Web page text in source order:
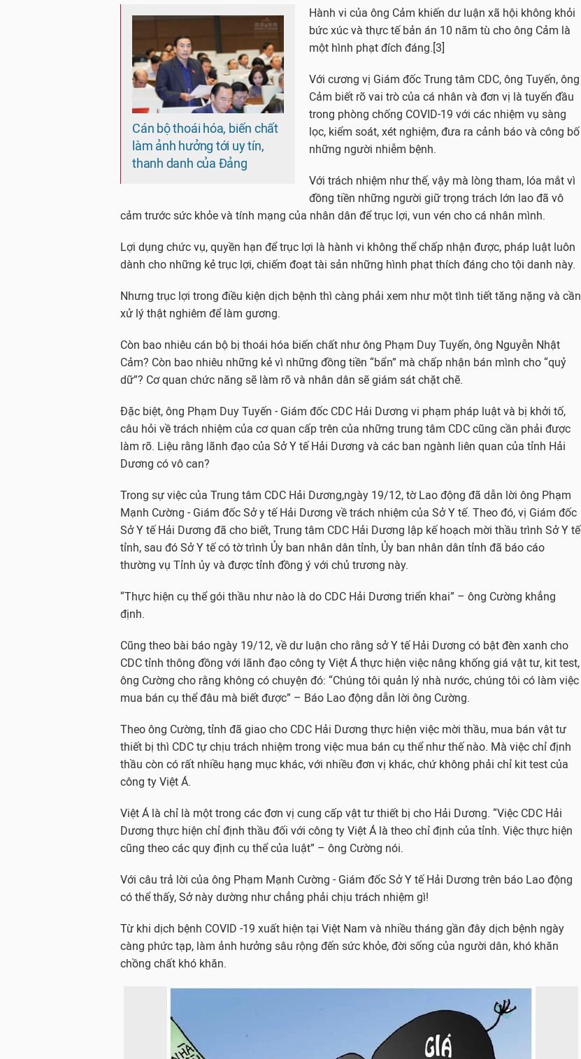
Cán bộ thoái hóa, biến chất
làm ảnh hưởng tới uy tín,
thanh danh của Đảng
Hành vi của ông Cảm khiến dư luận xã hội không khỏi
bức xúc và thực tế bản án 10 năm tù cho ông Cảm là
một hình phạt đích đáng.[3]
Với cương vị Giám đốc Trung tâm CDC, ông Tuyến, ông
Cảm biết rõ vai trò của cá nhân và đơn vị là tuyến đầu
trong phòng chống COVID-19 với các nhiệm vụ sàng
lọc, kiểm soát, xét nghiệm, đưa ra cảnh báo và công bố
những người nhiễm bệnh.
Với trách nhiệm như thế, vậy mà lòng tham, lóa mắt vì
đồng tiền những người giữ trọng trách lớn lao đã vô
cảm trước sức khỏe và tính mạng của nhân dân để trục lợi, vun vén cho cá nhân mình.
Lợi dụng chức vụ, quyền hạn để trục lợi là hành vi không thể chấp nhận được, pháp luật luôn
dành cho những kẻ trục lợi, chiếm đoạt tài sản những hình phạt thích đáng cho tội danh này.
Nhưng trục lợi trong điều kiện dịch bệnh thì càng phải xem như một tình tiết tăng nặng và cần
xử lý thật nghiêm để làm gương.
Còn bao nhiêu cán bộ bị thoái hóa biến chất như ông Phạm Duy Tuyến, ông Nguyễn Nhật
Cảm? Còn bao nhiêu những kẻ vì những đồng tiền “bẩn” mà chấp nhận bán mình cho “quỷ
dữ”? Cơ quan chức năng sẽ làm rõ và nhân dân sẽ giám sát chặt chẽ.
Đặc biệt, ông Phạm Duy Tuyến - Giám đốc CDC Hải Dương vi phạm pháp luật và bị khởi tố,
câu hỏi về trách nhiệm của cơ quan cấp trên của những trung tâm CDC cũng cần phải được
làm rõ. Liệu rằng lãnh đạo của Sở Y tế Hải Dương và các ban ngành liên quan của tỉnh Hải
Dương có vô can?
Trong sự việc của Trung tâm CDC Hải Dương,ngày 19/12, tờ Lao động đã dẫn lời ông Phạm
Mạnh Cường - Giám đốc Sở y tế Hải Dương về trách nhiệm của Sở Y tế. Theo đó, vị Giám đốc
Sở Y tế Hải Dương đã cho biết, Trung tâm CDC Hải Dương lập kế hoạch mời thầu trình Sở Y tế
tỉnh, sau đó Sở Y tế có tờ trình Ủy ban nhân dân tỉnh, Ủy ban nhân dân tỉnh đã báo cáo
thường vụ Tỉnh ủy và được tỉnh đồng ý với chủ trương này.
“Thực hiện cụ thể gói thầu như nào là do CDC Hải Dương triển khai” – ông Cường khẳng
định.
Cũng theo bài báo ngày 19/12, về dư luận cho rằng sở Y tế Hải Dương có bật đèn xanh cho
CDC tỉnh thông đồng với lãnh đạo công ty Việt Á thực hiện việc nâng khống giá vật tư, kit test,
ông Cường cho rằng không có chuyện đó: “Chúng tôi quản lý nhà nước, chúng tôi có làm việc
mua bán cụ thể đâu mà biết được” – Báo Lao động dẫn lời ông Cường.
Theo ông Cường, tỉnh đã giao cho CDC Hải Dương thực hiện việc mời thầu, mua bán vật tư
thiết bị thì CDC tự chịu trách nhiệm trong việc mua bán cụ thể như thế nào. Mà việc chỉ định
thầu còn có rất nhiều hạng mục khác, với nhiều đơn vị khác, chứ không phải chỉ kit test của
công ty Việt Á.
Việt Á là chỉ là một trong các đơn vị cung cấp vật tư thiết bị cho Hải Dương. “Việc CDC Hải
Dương thực hiện chỉ định thầu đối với công ty Việt Á là theo chỉ định của tỉnh. Việc thực hiện
cũng theo các quy định cụ thể của luật” – ông Cường nói.
Với câu trả lời của ông Phạm Mạnh Cường - Giám đốc Sở Y tế Hải Dương trên báo Lao động
có thể thấy, Sở này dường như chẳng phải chịu trách nhiệm gì!
Từ khi dịch bệnh COVID -19 xuất hiện tại Việt Nam và nhiều tháng gần đây dịch bệnh ngày
càng phức tạp, làm ảnh hưởng sâu rộng đến sức khỏe, đời sống của người dân, khó khăn
chồng chất khó khăn.